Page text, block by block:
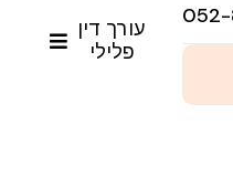
עורך דין
פלילי